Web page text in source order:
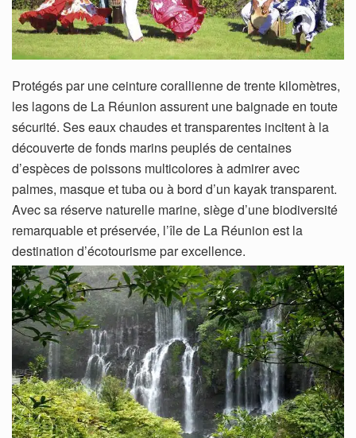
Protégés par une ceinture corallienne de trente kilomètres,
les lagons de La Réunion assurent une baignade en toute
sécurité. Ses eaux chaudes et transparentes incitent à la
découverte de fonds marins peuplés de centaines
d’espèces de poissons multicolores à admirer avec
palmes, masque et tuba ou à bord d’un kayak transparent.
Avec sa réserve naturelle marine, siège d’une biodiversité
remarquable et préservée, l’île de La Réunion est la
destination d’écotourisme par excellence.